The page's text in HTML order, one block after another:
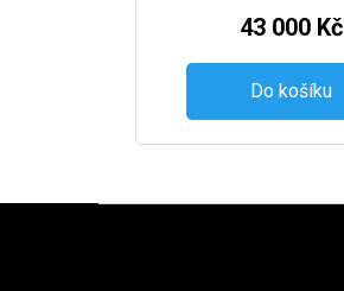
43 000 Kč
Do košíku